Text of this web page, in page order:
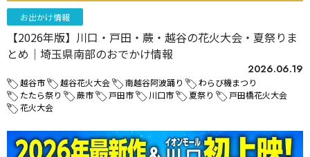
お出かけ情報
【2026年版】川口・戸田・蕨・越谷の花火大会・夏祭りま
とめ｜埼玉県南部のおでかけ情報
2026.06.19
越谷市 越谷花火大会 南越谷阿波踊り
わらび機まつり
たたら祭り
蕨市 戸田市 川口市 夏祭り
戸田橋花火大会
花火大会